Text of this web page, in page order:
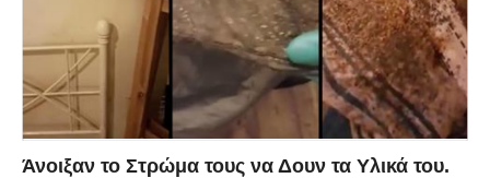
Άνοιξαν το Στρώμα τους να Δουν τα Υλικά του.